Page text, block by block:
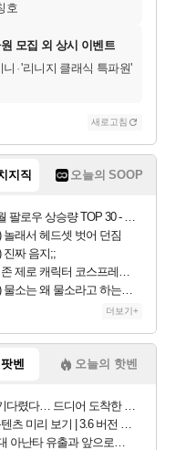
호
모집 외 상시 이벤트
니 ·'리니지 클래식 특파원'
새로고침
지직 오늘의 SOOP
로우 상승량 TOP 30 - 월간 치지직
놀래서 헤드셋 벗어 던짐
진짜 음지;;
제로 캐릭터 코스프레한 꽁주
왜 물소라고 하는거야? 아! 그만 ㅋㅋ 알았어 ㅋㅋ
더보기+
벤 오늘의 핫벤
… 드디어 도착한 치사 메신저백! 실물 후기
버전 「신기루 속 등불 그림자, 속세에 깃든 검의 결심」이 8월 20일에 업데이트됩니다!
난타 유출과 앞으로의 예상 (루머)